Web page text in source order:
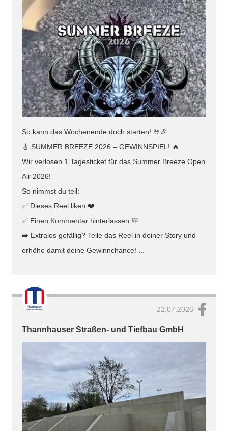
So kann das Wochenende doch starten! 🤘🎉
🎸 SUMMER BREEZE 2026 – GEWINNSPIEL! 🔥
Wir verlosen 1 Tagesticket für das Summer Breeze Open
Air 2026!
So nimmst du teil:
✅ Dieses Reel liken ❤️
✅ Einen Kommentar hinterlassen 💬
➡️ Extralos gefällig? Teile das Reel in deiner Story und
erhöhe damit deine Gewinnchance! ...
22.07.2026
Thannhauser Straßen- und Tiefbau GmbH